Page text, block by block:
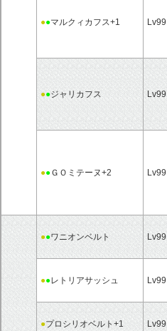
●●マルクィカフス+1 Lv99
●●ジャリカフス Lv99
●●ＧＯミテーヌ+2 Lv99
●●ワニオンベルト Lv99
●●レトリアサッシュ Lv99
●プロシリオベルト+1 Lv99